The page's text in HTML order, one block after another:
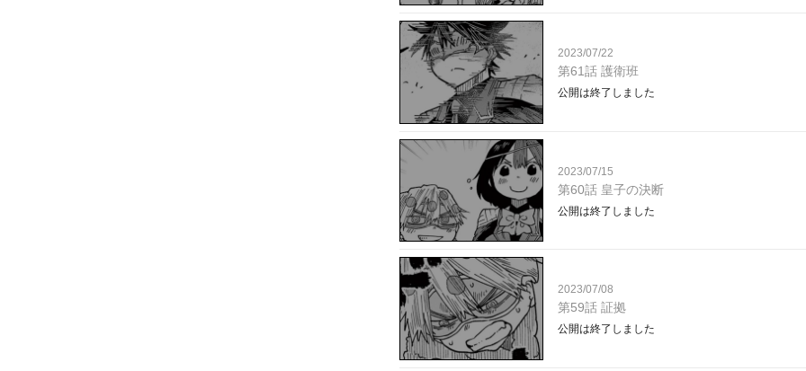
2023/07/22
第61話 護衛班
公開は終了しました
2023/07/15
第60話 皇子の決断
公開は終了しました
2023/07/08
第59話 証拠
公開は終了しました